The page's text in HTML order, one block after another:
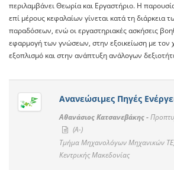
περιλαμβάνει Θεωρία και Εργαστήριο. Η
επί μέρους κεφαλαίων γίνεται κατά τη διάρκεια
παραδόσεων, ενώ οι εργαστηριακές ασκήσεις
εφαρμογή των γνώσεων, στην εξοικείωση με τον
εξοπλισμό και στην ανάπτυξη ανάλογων
Ανανεώσιμες Πηγές
Αθανάσιος Κατσανεβάκης -
(A-)
Τμήμα Μηχανολόγων Μηχανικών ΤΕ,
Κεντρικής Μακεδονίας